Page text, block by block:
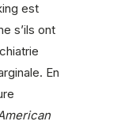
est
s’ils ont
En